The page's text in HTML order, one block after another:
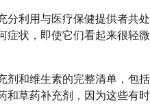
分利用与医疗保健提供者共处
症状，即使它们看起来很轻微
剂和维生素的完整清单，包括
和草药补充剂，因为这些有时